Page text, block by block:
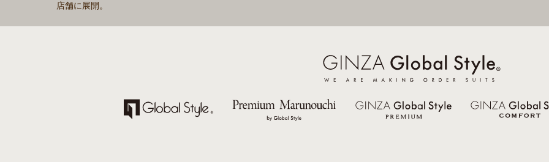
店舗に展開。